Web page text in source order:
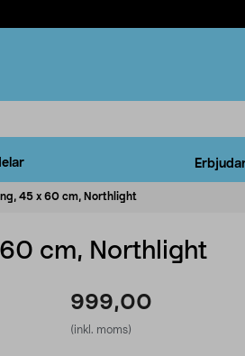
45 x 60 cm, Northlight
cm, Northlight
999,00
(inkl. moms)